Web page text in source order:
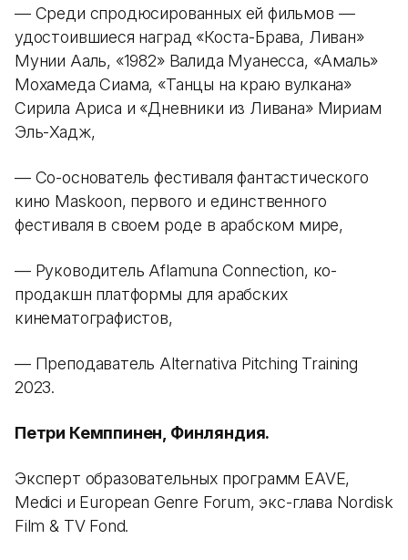
— Среди спродюсированных ей фильмов —
удостоившиеся наград «Коста-Брава, Ливан»
Мунии Ааль, «1982» Валида Муанесса, «Амаль»
Мохамеда Сиама, «Танцы на краю вулкана»
Сирила Ариса и «Дневники из Ливана» Мириам
Эль-Хадж,
— Со-основатель фестиваля фантастического
кино Maskoon, первого и единственного
фестиваля в своем роде в арабском мире,
— Руководитель Aflamuna Connection, ко-
продакшн платформы для арабских
кинематографистов,
— Преподаватель Alternativa Pitching Training
2023.
Петри Кемппинен, Финляндия.
Эксперт образовательных программ EAVE,
Medici и European Genre Forum, экс-глава Nordisk
Film & TV Fond.